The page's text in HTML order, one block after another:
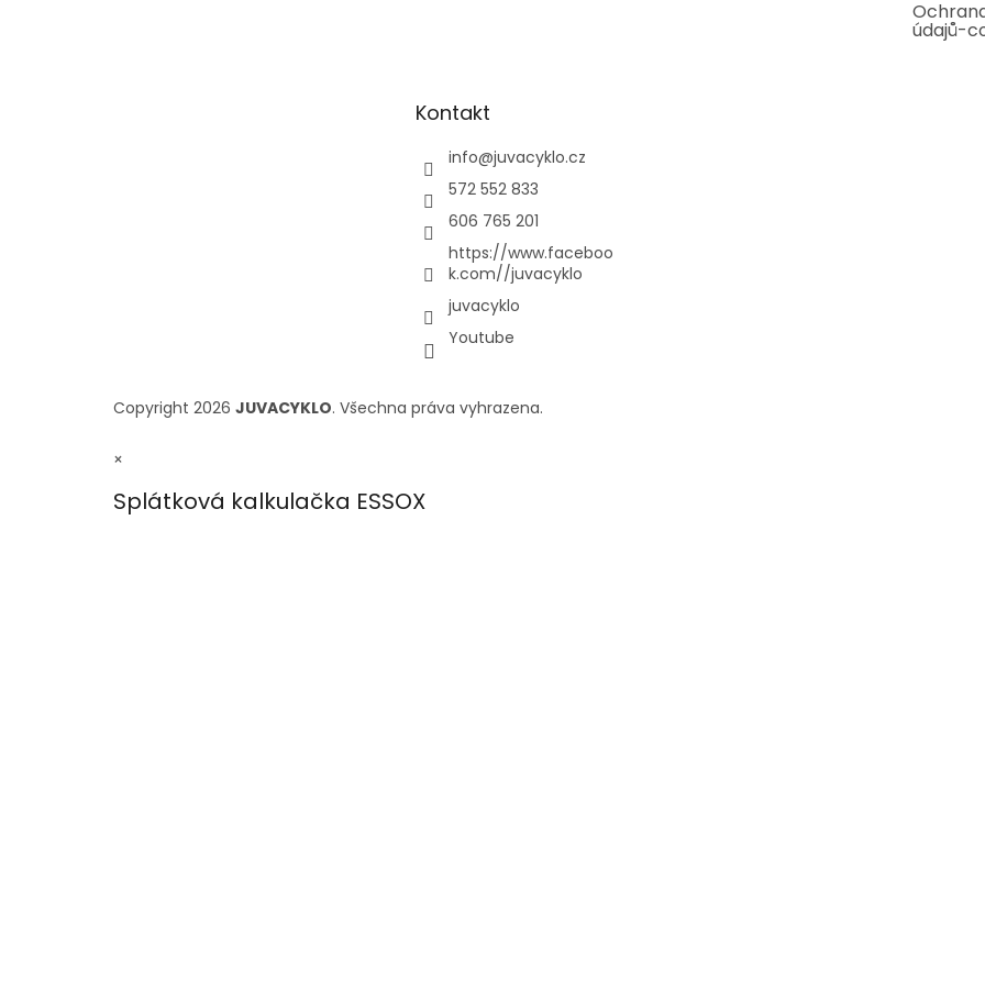
údajů-
Kontakt
info@juvacyklo.cz
572 552 833
606 765 201
https://www.faceboo
k.com//juvacyklo
juvacyklo
Youtube
Copyright 2026 JUVACYKLO. Všechna práva vyhrazena.
×
Splátková kalkulačka ESSOX